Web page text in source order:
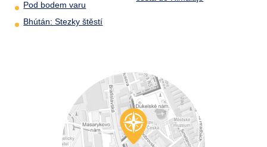
Pod bodem varu
Bhútán: Stezky štěstí